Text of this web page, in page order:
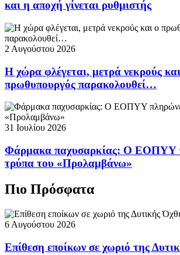
και η αποχή γίνεται ρυθμιστής
2 Αυγούστου 2026
Η χώρα φλέγεται, μετρά νεκρούς
πρωθυπουργός παρακολουθεί…
31 Ιουλίου 2026
Φάρμακα παχυσαρκίας: Ο ΕΟΠΥΥ
τρύπα του «Προλαμβάνω»
Πιο Πρόσφατα
6 Αυγούστου 2026
Επίθεση εποίκων σε χωριό της